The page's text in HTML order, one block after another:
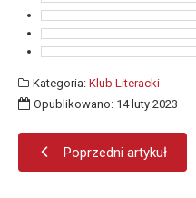
Kategoria: Klub Literacki
Opublikowano: 14 luty 2023
Poprzedni artykuł